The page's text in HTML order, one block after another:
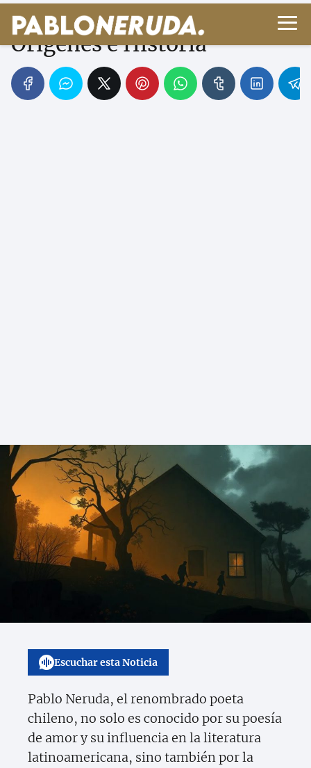
Familia de Pablo Neruda:
Orígenes e Historia
Escuchar esta Noticia
Pablo Neruda, el renombrado poeta
chileno, no solo es conocido por su poesía
de amor y su influencia en la literatura
latinoamericana, sino también por la